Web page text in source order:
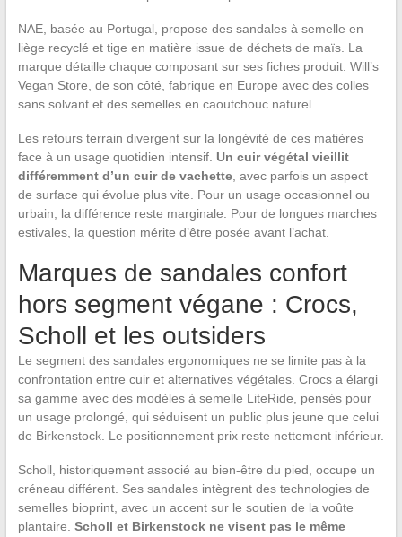
NAE, basée au Portugal, propose des sandales à semelle en
liège recyclé et tige en matière issue de déchets de maïs. La
marque détaille chaque composant sur ses fiches produit. Will’s
Vegan Store, de son côté, fabrique en Europe avec des colles
sans solvant et des semelles en caoutchouc naturel.
Les retours terrain divergent sur la longévité de ces matières
face à un usage quotidien intensif. Un cuir végétal vieillit
différemment d’un cuir de vachette, avec parfois un aspect
de surface qui évolue plus vite. Pour un usage occasionnel ou
urbain, la différence reste marginale. Pour de longues marches
estivales, la question mérite d’être posée avant l’achat.
Marques de sandales confort
hors segment végane : Crocs,
Scholl et les outsiders
Le segment des sandales ergonomiques ne se limite pas à la
confrontation entre cuir et alternatives végétales. Crocs a élargi
sa gamme avec des modèles à semelle LiteRide, pensés pour
un usage prolongé, qui séduisent un public plus jeune que celui
de Birkenstock. Le positionnement prix reste nettement inférieur.
Scholl, historiquement associé au bien-être du pied, occupe un
créneau différent. Ses sandales intègrent des technologies de
semelles bioprint, avec un accent sur le soutien de la voûte
plantaire. Scholl et Birkenstock ne visent pas le même